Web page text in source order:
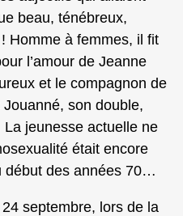
beau, ténébreux,
Homme à femmes, il fit
l’amour de Jeanne
et le compagnon de
son double,
jeunesse actuelle ne
était encore
début des années 70…
septembre, lors de la